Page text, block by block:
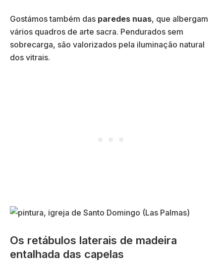
Gostámos também das paredes nuas, que albergam
vários quadros de arte sacra. Pendurados sem
sobrecarga, são valorizados pela iluminação natural
dos vitrais.
Os retábulos laterais de madeira
entalhada das capelas